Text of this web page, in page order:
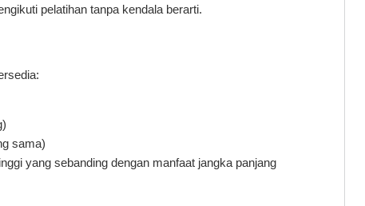
pelatihan tanpa kendala berarti.
sama)
yang sebanding dengan manfaat jangka panjang